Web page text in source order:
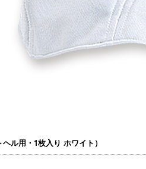
ル用・1枚入り ホワイト）